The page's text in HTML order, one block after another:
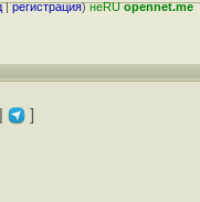
|регистрация)неRUopennet.me
]